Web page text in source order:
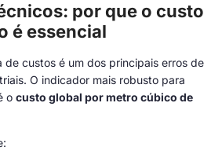
por que o custo
é essencial
de custos é um dos principais erros de
O indicador mais robusto para
o custo global por metro cúbico de